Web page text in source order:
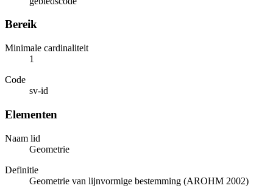
Bereik
Minimale cardinaliteit
1
Code
sv-id
Elementen
Naam lid
Geometrie
Definitie
Geometrie van lijnvormige bestemming (AROHM 2002)